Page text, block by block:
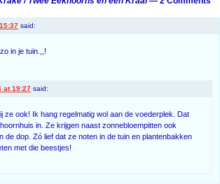
said:
in je tuin.,,!
at 19:27 said:
ze ook! Ik hang regelmatig wol aan de voederplek. Dat
in. Ze krijgen naast zonnebloempitten ook
de dop. Zó lief dat ze noten in de tuin en plantenbakken
met die beestjes!